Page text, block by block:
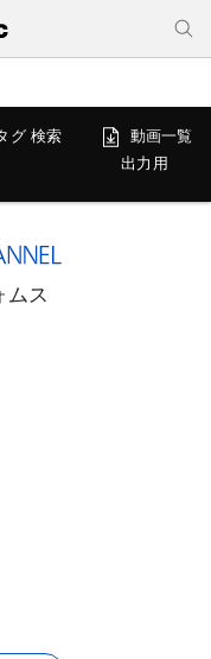
グ 検索
動画一覧
出力用
ムス